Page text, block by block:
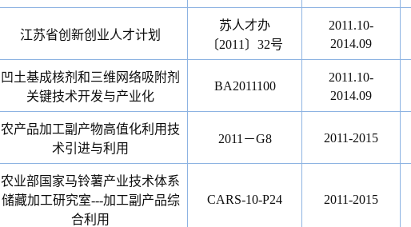
江苏省创新创业人才计划
苏人才办
〔2011 〕32号
2011.10-
2014.09
凹土基成核剂和三维网络吸附剂
关键技术开发与产业化
BA2011100
2011.10-
2014.09
农产品加工副产物高值化利用技
术引进与利用
2011 －G8 2011-2015
农业部国家马铃薯产业技术体系
储藏加工研究室---加工副产品综
合利用
CARS-10-P24 2011-2015